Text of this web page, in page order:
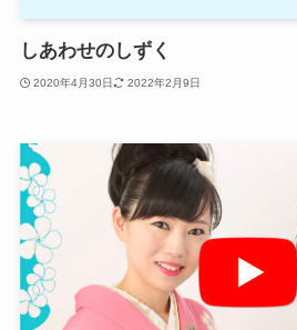
しあわせのしずく
2020年4月30日 2022年2月9日